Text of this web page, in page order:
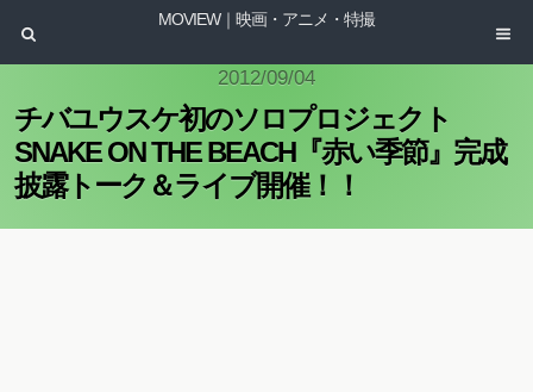
MOVIEW｜映画・アニメ・特撮
2012/09/04
チバユウスケ初のソロプロジェクト
SNAKE ON THE BEACH『赤い季節』完成
披露トーク＆ライブ開催！！